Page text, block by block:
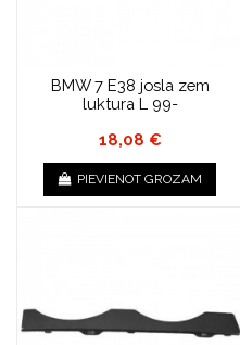
BMW 7 E38 josla zem
luktura L 99-
18,08 €
PIEVIENOT GROZAM